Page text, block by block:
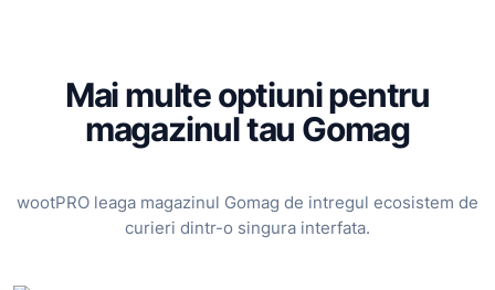
Mai multe optiuni pentru
magazinul tau Gomag
wootPRO leaga magazinul Gomag de intregul ecosistem de
curieri dintr-o singura interfata.